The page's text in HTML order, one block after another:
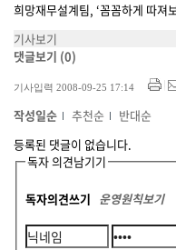
희망재무설계팀, ‘꼼꼼하게 따져
기사보기
댓글보기 (0)
기사입력 2008-09-25 17:14
작성일순 추천순
반대순
등록된 댓글이 없습니다.
독자 의견남기기
독자의견쓰기 운영원칙보기